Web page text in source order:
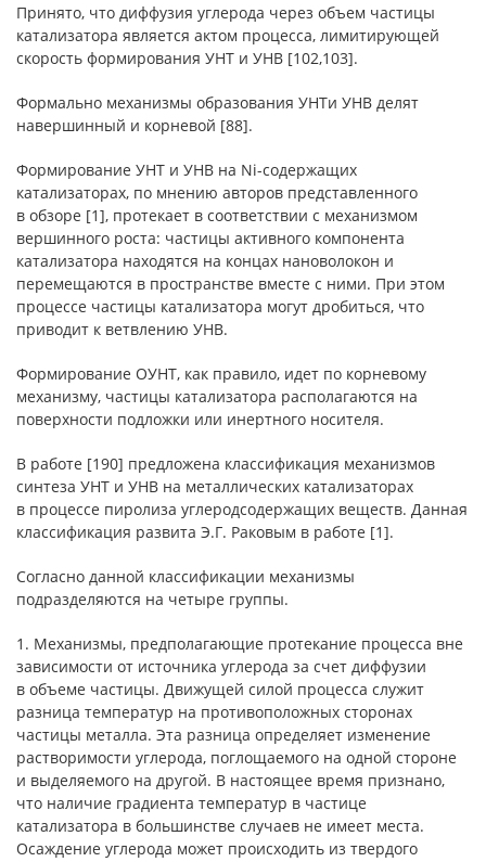
Принято, что диффузия углерода через объем частицы
катализатора является актом процесса, лимитирующей
скорость формирования УНТ и УНВ [102,103].
Формально механизмы образования УНТи УНВ делят
навершинный и корневой [88].
Формирование УНТ и УНВ на Ni-содержащих
катализаторах, по мнению авторов представленного
в обзоре [1], протекает в соответствии с механизмом
вершинного роста: частицы активного компонента
катализатора находятся на концах нановолокон и
перемещаются в пространстве вместе с ними. При этом
процессе частицы катализатора могут дробиться, что
приводит к ветвлению УНВ.
Формирование ОУНТ, как правило, идет по корневому
механизму, частицы катализатора располагаются на
поверхности подложки или инертного носителя.
В работе [190] предложена классификация механизмов
синтеза УНТ и УНВ на металлических катализаторах
в процессе пиролиза углеродсодержащих веществ. Данная
классификация развита Э.Г. Раковым в работе [1].
Согласно данной классификации механизмы
подразделяются на четыре группы.
1. Механизмы, предполагающие протекание процесса вне
зависимости от источника углерода за счет диффузии
в объеме частицы. Движущей силой процесса служит
разница температур на противоположных сторонах
частицы металла. Эта разница определяет изменение
растворимости углерода, поглощаемого на одной стороне
и выделяемого на другой. В настоящее время признано,
что наличие градиента температур в частице
катализатора в большинстве случаев не имеет места.
Осаждение углерода может происходить из твердого